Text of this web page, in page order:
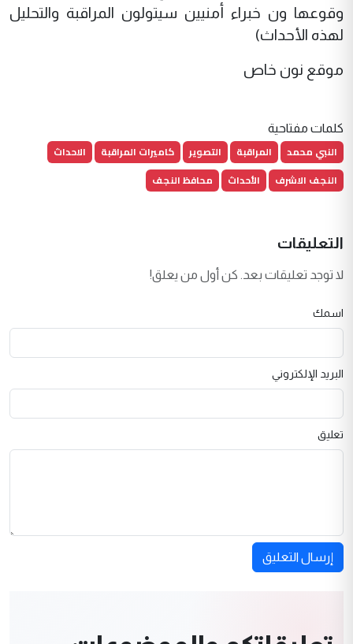
وقوعها ون خبراء أمنيين سيتولون المراقبة والتحليل
لهذه الأحداث)
موقع نون خاص
كلمات مفتاحية
النبي محمد المراقبة التصوير كاميرات المراقبة
الاحداث
النجف الاشرف
الأحداث محافظ النجف
التعليقات
لا توجد تعليقات بعد. كن أول من يعلق!
اسمك
البريد الإلكتروني
تعليق
إرسال التعليق